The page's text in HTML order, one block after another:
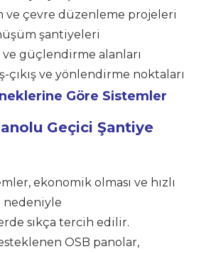
ve çevre düzenleme projeleri
şantiyeleri
güçlendirme alanları
çıkış ve yönlendirme noktaları
Göre Sistemler
Geçici Şantiye
ekonomik olması ve hızlı
nedeniyle
sıkça tercih edilir.
OSB panolar,